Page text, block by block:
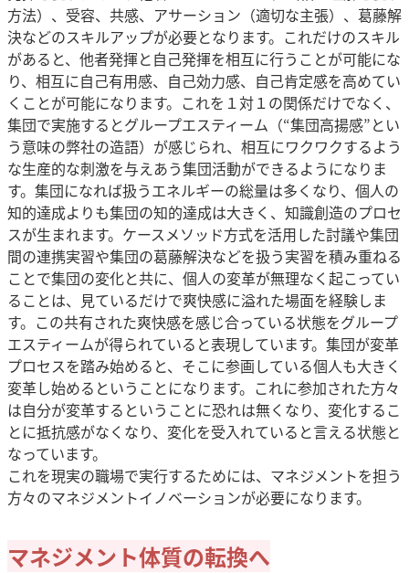
方法）、受容、共感、アサーション（適切な主張）、葛藤解
決などのスキルアップが必要となります。これだけのスキル
があると、他者発揮と自己発揮を相互に行うことが可能にな
り、相互に自己有用感、自己効力感、自己肯定感を高めてい
くことが可能になります。これを１対１の関係だけでなく、
集団で実施するとグループエスティーム（“集団高揚感”とい
う意味の弊社の造語）が感じられ、相互にワクワクするよう
な生産的な刺激を与えあう集団活動ができるようになりま
す。集団になれば扱うエネルギーの総量は多くなり、個人の
知的達成よりも集団の知的達成は大きく、知識創造のプロセ
スが生まれます。ケースメソッド方式を活用した討議や集団
間の連携実習や集団の葛藤解決などを扱う実習を積み重ねる
ことで集団の変化と共に、個人の変革が無理なく起こってい
ることは、見ているだけで爽快感に溢れた場面を経験しま
す。この共有された爽快感を感じ合っている状態をグループ
エスティームが得られていると表現しています。集団が変革
プロセスを踏み始めると、そこに参画している個人も大きく
変革し始めるということになります。これに参加された方々
は自分が変革するということに恐れは無くなり、変化するこ
とに抵抗感がなくなり、変化を受入れていると言える状態と
なっています。
これを現実の職場で実行するためには、マネジメントを担う
方々のマネジメントイノベーションが必要になります。
マネジメント体質の転換へ